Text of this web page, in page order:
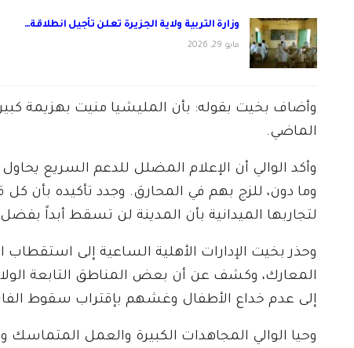
وزارة التربية ولاية الجزيرة تعلن تأجيل انطلاقة…
مايو 29, 2026
وأضاف بخيت بقوله: بأن المليشيا منيت بهزيمة
الماضي.
وأكد الوالي أن الإعلام المضلل للدعم السريع
وما دون، للزج بهم في المحارق. وجدد تأكيده بأن
لتجاربها الميدانية بأن المدينة لن تسقط أبداً
وحذر بخيت الإدارات الأهلية الساعية إلى
المعارك، وكشف عن أن بعض المناطق التابعة
إلى عدم خداع الأطفال وغشهم بإقتراب سقوط
وحيا الوالي المجاهدات الكبيرة والعمل